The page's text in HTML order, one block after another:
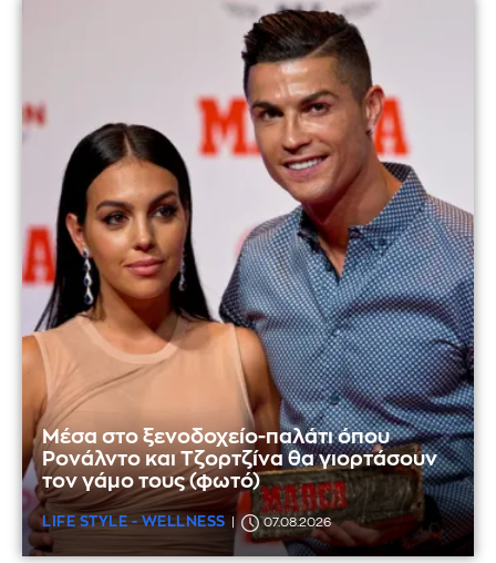
Μέσα στο ξενοδοχείο-παλάτι όπου
Ρονάλντο και Τζορτζίνα θα γιορτάσουν
τον γάμο τους (φωτό)
LIFE STYLE - WELLNESS 07.08.2026